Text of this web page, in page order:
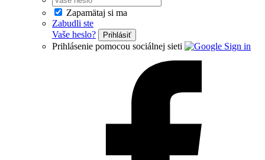
Zapamätaj si ma
Zabudli ste
Vaše heslo?
Prihlásiť
Prihlásenie pomocou sociálnej sieti